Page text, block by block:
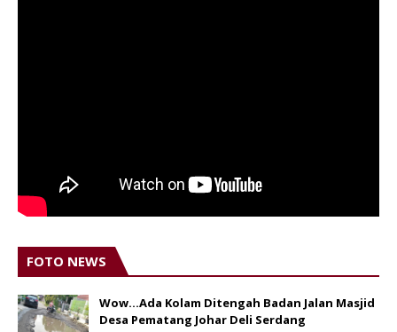
FOTO NEWS
Wow...Ada Kolam Ditengah Badan Jalan Masjid
Desa Pematang Johar Deli Serdang